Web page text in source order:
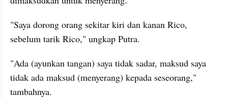
"Saya dorong orang sekitar kiri dan kanan Rico,
sebelum tarik Rico," ungkap Putra.
"Ada (ayunkan tangan) saya tidak sadar, maksud saya
tidak ada maksud (menyerang) kepada seseorang,"
tambahnya.